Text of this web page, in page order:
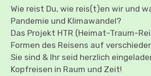
Wie reist Du, wie reis(t)en wir und
Pandemie und Klimawandel?
Das Projekt HTR (Heimat-Traum-
Formen des Reisens auf
Sie sind & Ihr seid herzlich
Kopfreisen in Raum und Zeit!